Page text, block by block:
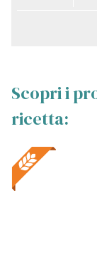
Scopri i
ricetta: